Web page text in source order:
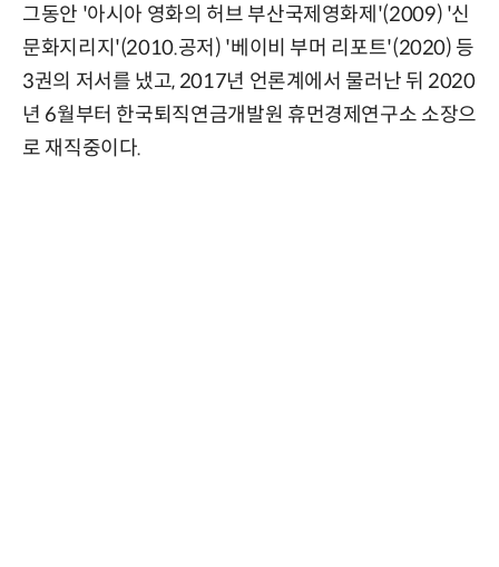
그동안 '아시아 영화의 허브 부산국제영화제'(2009) '신
문화지리지'(2010.공저) '베이비 부머 리포트'(2020) 등
3권의 저서를 냈고, 2017년 언론계에서 물러난 뒤 2020
년 6월부터 한국퇴직연금개발원 휴먼경제연구소 소장으
로 재직중이다.